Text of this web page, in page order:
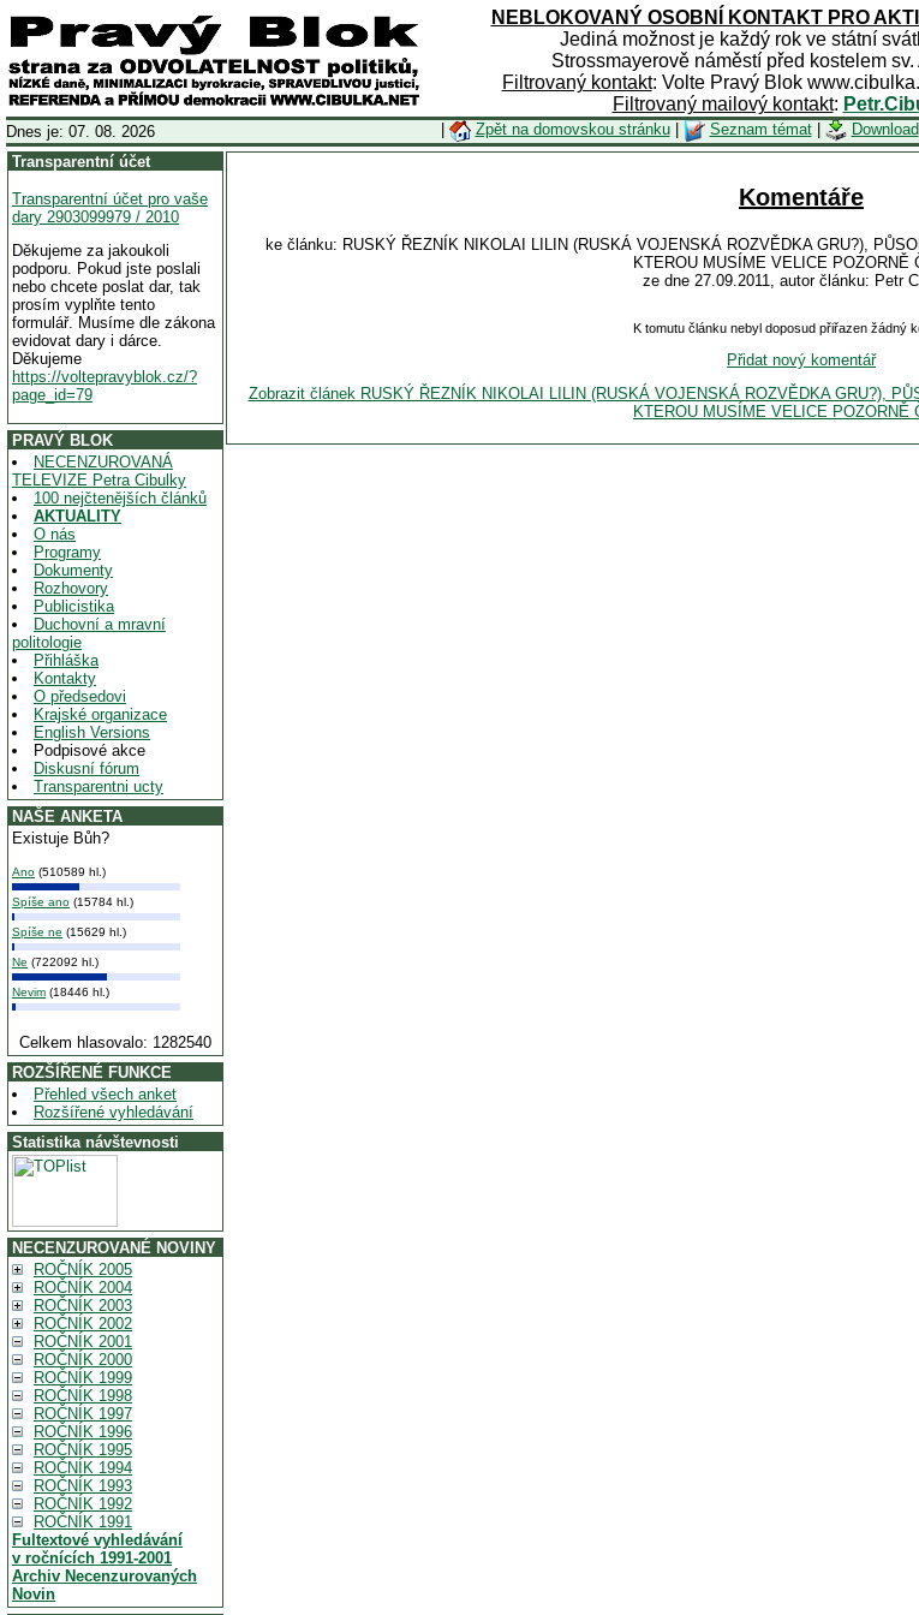
NEBLOKOVANÝ OSOBNÍ KONTAKT PRO
Jediná možnost je každý rok ve státní
Strossmayerově náměstí před kostelem
Filtrovaný kontakt: Volte Pravý Blok
Filtrovaný mailový kontakt:
Dnes je: 07. 08. 2026 Zpět na domovskou stránku| Seznam témat| Download
Transparentní účet
Transparentní účet pro vaše
dary 2903099979 / 2010
Děkujeme za jakoukoli
podporu. Pokud jste poslali
nebo chcete poslat dar, tak
prosím vyplňte tento
formulář. Musíme dle zákona
evidovat dary i dárce.
Děkujeme
https://voltepravyblok.cz/?
page_id=79
PRAVÝ BLOK
NECENZUROVANÁ
TELEVIZE Petra Cibulky
100 nejčtenějších článků
AKTUALITY
O nás
Programy
Dokumenty
Rozhovory
Publicistika
Duchovní a mravní
politologie
Přihláška
Kontakty
O předsedovi
Krajské organizace
English Versions
Podpisové akce
Diskusní fórum
Transparentni ucty
NAŠE ANKETA
Existuje Bůh?
Ano (510589 hl.)
Spíše ano (15784 hl.)
Spíše ne (15629 hl.)
Ne (722092 hl.)
Nevim (18446 hl.)
Celkem hlasovalo: 1282540
ROZŠÍŘENÉ FUNKCE
Přehled všech anket
Rozšířené vyhledávání
Statistika návštevnosti
NECENZUROVANÉ NOVINY
ROČNÍK 2005
ROČNÍK 2004
ROČNÍK 2003
ROČNÍK 2002
ROČNÍK 2001
ROČNÍK 2000
ROČNÍK 1999
ROČNÍK 1998
ROČNÍK 1997
ROČNÍK 1996
ROČNÍK 1995
ROČNÍK 1994
ROČNÍK 1993
ROČNÍK 1992
ROČNÍK 1991
Fultextové vyhledávání
v ročnících 1991-2001
Archiv Necenzurovaných
Novin
Komentáře
ke článku: RUSKÝ ŘEZNÍK NIKOLAI LILIN (RUSKÁ VOJENSKÁ ROZVĚDKA GRU?),
KTEROU MUSÍME VELICE POZORNĚ
ze dne 27.09.2011, autor článku: Petr
K tomutu článku nebyl doposud přiřazen žádný
Přidat nový komentář
Zobrazit článek RUSKÝ ŘEZNÍK NIKOLAI LILIN (RUSKÁ VOJENSKÁ ROZVĚDKA GRU?),
KTEROU MUSÍME VELICE POZORNĚ